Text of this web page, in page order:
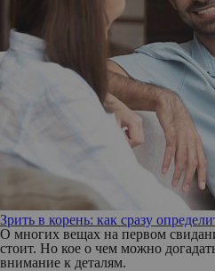
Зрить в корень: как сразу
О многих вещах на первом
стоит. Но кое о чем можно
внимание к деталям.